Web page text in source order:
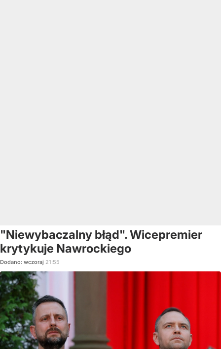
"Niewybaczalny błąd". Wicepremier
krytykuje Nawrockiego
Dodano: wczoraj 21:55